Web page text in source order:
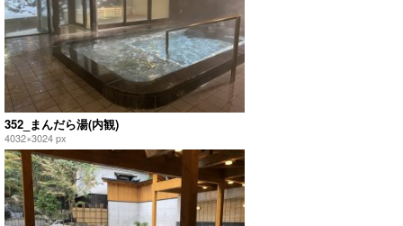
352_まんだら湯(内観)
4032×3024 px